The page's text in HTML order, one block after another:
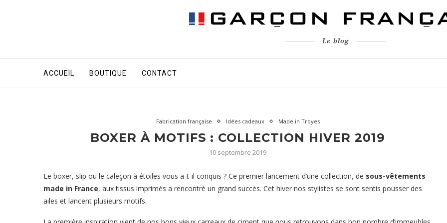
Le blog
ACCUEIL BOUTIQUE CONTACT
Fabrication française Idées cadeaux Made in Troyes
BOXER À MOTIFS : COLLECTION HIVER 2019
10 septembre 2019
Le boxer, slip ou le caleçon à étoiles vous a-t-il conquis ? Ce premier lancement d’une collection, de sous-vêtements
made in France, aux tissus imprimés a rencontré un grand succès. Cet hiver nos stylistes se sont sentis pousser des
ailes et lancent plusieurs motifs.